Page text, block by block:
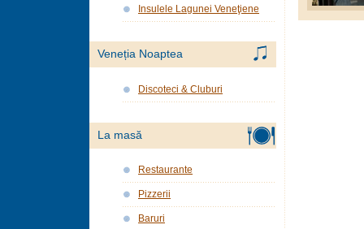
Insulele Lagunei Veneţiene
Veneția Noaptea
Discoteci & Cluburi
La masă
Restaurante
Pizzerii
Baruri